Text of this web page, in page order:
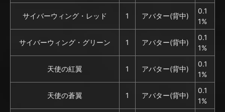
サイバーウィング・レッド 1 アバター(背中)
0.1
1%
サイバーウィング・グリーン 1 アバター(背中)
0.1
1%
天使の紅翼 1 アバター(背中)
0.1
1%
天使の蒼翼 1 アバター(背中)
0.1
1%